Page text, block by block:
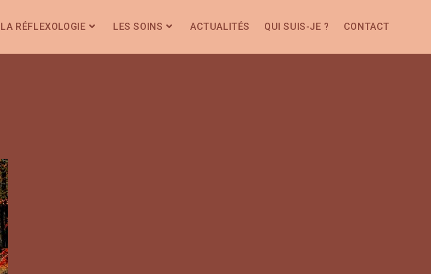
LA RÉFLEXOLOGIE LES SOINS ACTUALITÉS QUI SUIS-JE ? CONTACT